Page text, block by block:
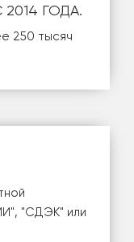
ГОДА.
250 тысяч
, "СДЭК" или